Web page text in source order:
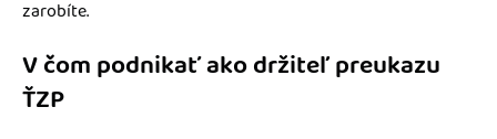
zarobíte.
V čom podnikať ako držiteľ preukazu
ŤZP